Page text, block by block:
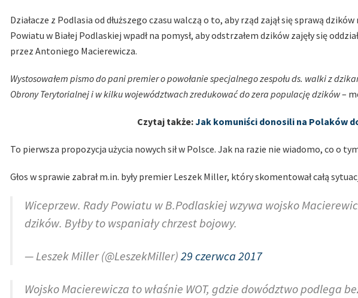
Działacze z Podlasia od dłuższego czasu walczą o to, aby rząd zajął się sprawą
Powiatu w Białej Podlaskiej wpadł na pomysł, aby odstrzałem dzików zajęły się
przez Antoniego Macierewicza.
Wystosowałem pismo do pani premier o powołanie specjalnego zespołu ds. walki z
Obrony Terytorialnej i w kilku województwach zredukować do zera populację dzików–
Czytaj także:Jak komuniści donosili na Polaków
To pierwsza propozycja użycia nowych sił w Polsce. Jak na razie nie wiadomo, co o
Głos w sprawie zabrał m.in. były premier Leszek Miller, który skomentował całą
Wiceprzew. Rady Powiatu w B.Podlaskiej wzywa wojsko
dzików. Byłby to wspaniały chrzest bojowy.
— Leszek Miller (@LeszekMiller) 29 czerwca 2017
Wojsko Macierewicza to właśnie WOT, gdzie dowództwo podlega